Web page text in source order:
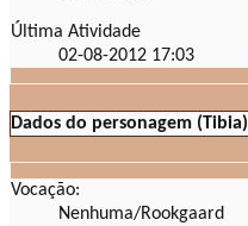
Última Atividade
02-08-2012 17:03
Dados do personagem (Tibia)
Vocação:
Nenhuma/Rookgaard